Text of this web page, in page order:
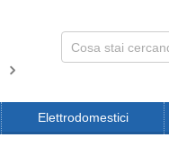
Elettrodomestici